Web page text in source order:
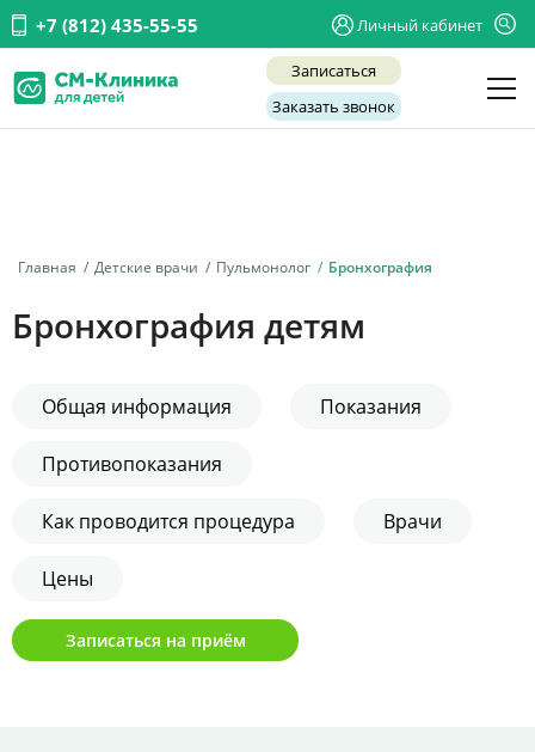
+7 (812) 435-55-55 Личный кабинет
Записаться
Заказать звонок
Главная Детские врачи Пульмонолог Бронхография
Бронхография детям
Общая информация Показания
Противопоказания
Как проводится процедура Врачи
Цены
Записаться на приём
Услуги
Заболевания
О нас
Контакты